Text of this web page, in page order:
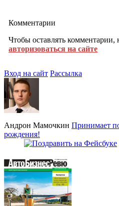
Комментарии
Чтобы оставлять комментарии,
авторизоваться на сайте
Вход на сайт Рассылка
Андрон Мамочкин Принимает
рождения!